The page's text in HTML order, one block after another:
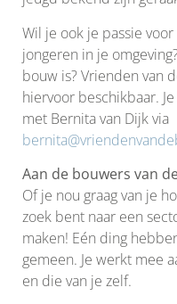
Wil je ook je passie
jongeren in je
bouw is? Vrienden van
hiervoor beschikbaar.
met Bernita van Dijk via
Aan de bouwers van
Of je nou graag van je
zoek bent naar een
maken! Eén ding
gemeen. Je werkt mee
en die van je zelf.